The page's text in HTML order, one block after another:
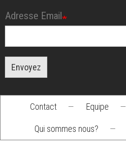
Adresse Email
Envoyez
Footer
menu
Contact — Equipe —
Qui sommes nous? —